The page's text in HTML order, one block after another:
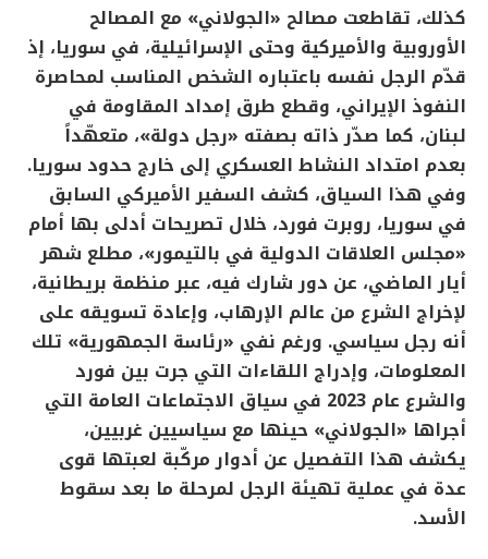
كذلك، تقاطعت مصالح «الجولاني» مع المصالح
الأوروبية والأميركية وحتى الإسرائيلية، في سوريا، إذ
قدّم الرجل نفسه باعتباره الشخص المناسب لمحاصرة
النفوذ الإيراني، وقطع طرق إمداد المقاومة في
لبنان، كما صدّر ذاته بصفته «رجل دولة»، متعهّداً
بعدم امتداد النشاط العسكري إلى خارج حدود سوريا.
وفي هذا السياق، كشف السفير الأميركي السابق
في سوريا، روبرت فورد، خلال تصريحات أدلى بها أمام
«مجلس العلاقات الدولية في بالتيمور»، مطلع شهر
أيار الماضي، عن دور شارك فيه، عبر منظمة بريطانية،
لإخراج الشرع من عالم الإرهاب، وإعادة تسويقه على
أنه رجل سياسي. ورغم نفي «رئاسة الجمهورية» تلك
المعلومات، وإدراج اللقاءات التي جرت بين فورد
والشرع عام 2023 في سياق الاجتماعات العامة التي
أجراها «الجولاني» حينها مع سياسيين غربيين،
يكشف هذا التفصيل عن أدوار مركّبة لعبتها قوى
عدة في عملية تهيئة الرجل لمرحلة ما بعد سقوط
الأسد.